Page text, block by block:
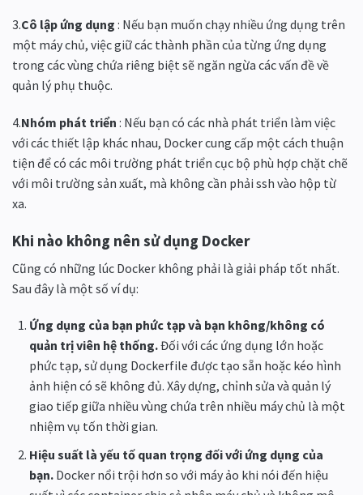
3.Cô lập ứng dụng : Nếu bạn muốn chạy nhiều ứng dụng trên
một máy chủ, việc giữ các thành phần của từng ứng dụng
trong các vùng chứa riêng biệt sẽ ngăn ngừa các vấn đề về
quản lý phụ thuộc.
4.Nhóm phát triển : Nếu bạn có các nhà phát triển làm việc
với các thiết lập khác nhau, Docker cung cấp một cách thuận
tiện để có các môi trường phát triển cục bộ phù hợp chặt chẽ
với môi trường sản xuất, mà không cần phải ssh vào hộp từ
xa.
Khi nào không nên sử dụng Docker
Cũng có những lúc Docker không phải là giải pháp tốt nhất.
Sau đây là một số ví dụ:
Ứng dụng của bạn phức tạp và bạn không/không có
quản trị viên hệ thống.Đối với các ứng dụng lớn hoặc
phức tạp, sử dụng Dockerfile được tạo sẵn hoặc kéo hình
ảnh hiện có sẽ không đủ. Xây dựng, chỉnh sửa và quản lý
giao tiếp giữa nhiều vùng chứa trên nhiều máy chủ là một
nhiệm vụ tốn thời gian.
Hiệu suất là yếu tố quan trọng đối với ứng dụng của
bạn.Docker nổi trội hơn so với máy ảo khi nói đến hiệu